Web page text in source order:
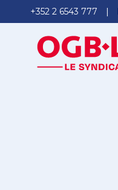
+352 2 6543 777